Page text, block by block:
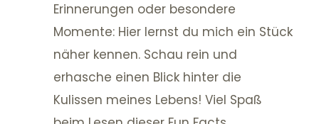
Erinnerungen oder besondere
Momente: Hier lernst du mich ein Stück
näher kennen. Schau rein und
erhasche einen Blick hinter die
Kulissen meines Lebens! Viel Spaß